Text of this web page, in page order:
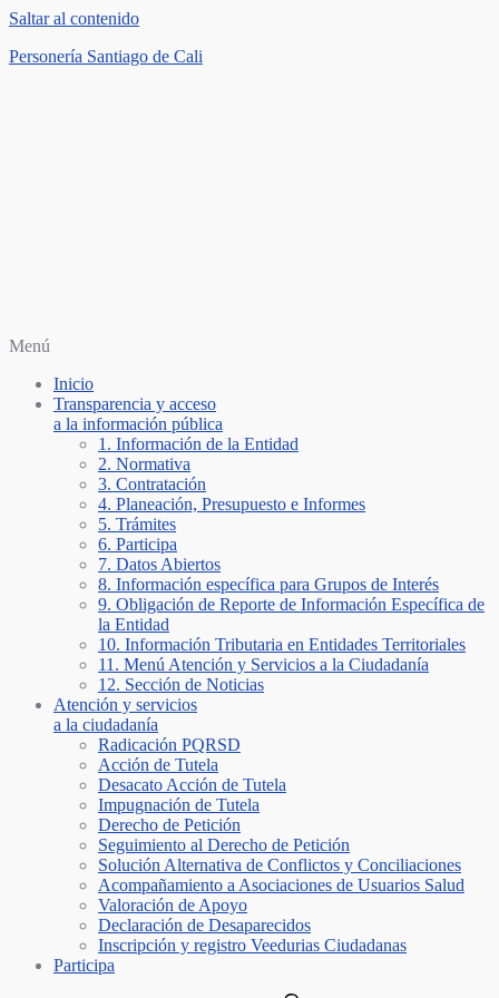
Saltar al contenido
Personería Santiago de Cali
Menú
Inicio
Transparencia y acceso
a la información pública
1. Información de la Entidad
2. Normativa
3. Contratación
4. Planeación, Presupuesto e Informes
5. Trámites
6. Participa
7. Datos Abiertos
8. Información específica para Grupos de Interés
9. Obligación de Reporte de Información Específica de
la Entidad
10. Información Tributaria en Entidades Territoriales
11. Menú Atención y Servicios a la Ciudadanía
12. Sección de Noticias
Atención y servicios
a la ciudadanía
Radicación PQRSD
Acción de Tutela
Desacato Acción de Tutela
Impugnación de Tutela
Derecho de Petición
Seguimiento al Derecho de Petición
Solución Alternativa de Conflictos y Conciliaciones
Acompañamiento a Asociaciones de Usuarios Salud
Valoración de Apoyo
Declaración de Desaparecidos
Inscripción y registro Veedurias Ciudadanas
Participa